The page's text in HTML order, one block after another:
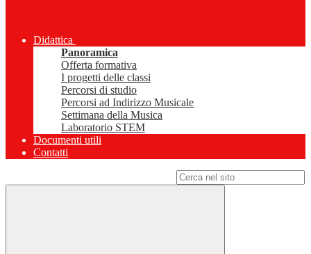
Didattica
Panoramica
Offerta formativa
I progetti delle classi
Percorsi di studio
Percorsi ad Indirizzo Musicale
Settimana della Musica
Laboratorio STEM
Documenti utili
Contatti